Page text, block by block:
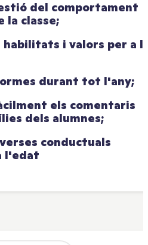
del comportament
la classe;
habilitats i valors per a
durant tot l'any;
els comentaris
dels alumnes;
conductuals
l'edat